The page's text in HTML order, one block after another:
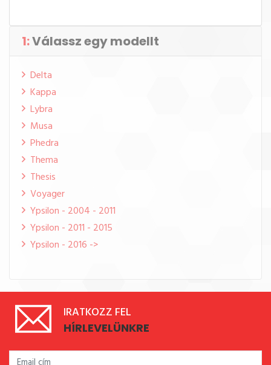
1:Válassz egy modellt
Delta
Kappa
Lybra
Musa
Phedra
Thema
Thesis
Voyager
Ypsilon - 2004 - 2011
Ypsilon - 2011 - 2015
Ypsilon - 2016 ->
IRATKOZZ FEL
HÍRLEVELÜNKRE